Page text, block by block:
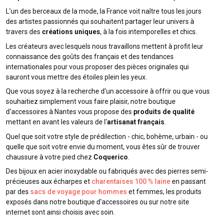
L'un des berceaux de la mode, la France voit naître tous les jours
des artistes passionnés qui souhaitent partager leur univers à
travers des créations uniques, à la fois intemporelles et chics.
Les créateurs avec lesquels nous travaillons mettent à profit leur
connaissance des goûts des français et des tendances
internationales pour vous proposer des pièces originales qui
sauront vous mettre des étoiles plein les yeux.
Que vous soyez à la recherche d'un accessoire à offrir ou que vous
souhaitiez simplement vous faire plaisir, notre boutique
d'accessoires à Nantes vous propose des produits de qualité
mettant en avant les valeurs de l'artisanat français.
Quel que soit votre style de prédilection - chic, bohème, urbain - ou
quelle que soit votre envie du moment, vous êtes sûr de trouver
chaussure à votre pied chez Coquerico
Des bijoux en acier inoxydable ou fabriqués avec des pierres semi-
précieuses aux écharpes et charentaises 100 % laineen passant
par des sacs de voyage pour hommes et femmes, les produits
exposés dans notre boutique d'accessoires ou sur notre site
internet sont ainsi choisis avec soin.